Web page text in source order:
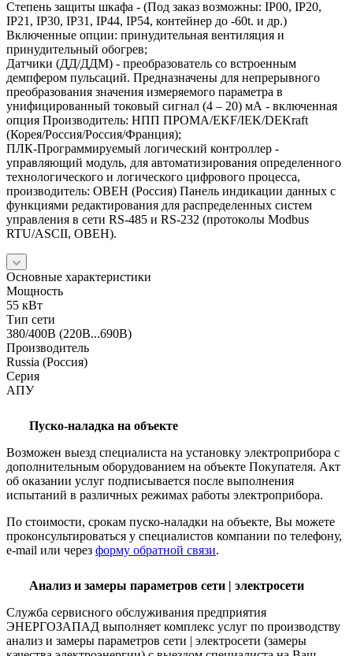
Степень защиты шкафа - (Под заказ возможны: IP00, IP20,
IP21, IP30, IP31, IP44, IP54, контейнер до -60t. и др.)
Включенные опции: принудительная вентиляция и
принудительный обогрев;
Датчики (ДД/ДДМ) - преобразователь со встроенным
демпфером пульсаций. Предназначены для непрерывного
преобразования значения измеряемого параметра в
унифицированный токовый сигнал (4 – 20) мА - включенная
опция Производитель: НПП ПРОМА/EKF/IEK/DEKraft
(Корея/Россия/Россия/Франция);
ПЛК-Программируемый логический контроллер -
управляющий модуль, для автоматизирования определенного
технологического и логического цифрового процесса,
производитель: ОВЕН (Россия) Панель индикации данных с
функциями редактирования для распределенных систем
управления в сети RS-485 и RS-232 (протоколы Modbus
RTU/ASCII, ОВЕН).
Основные характеристики
Мощность
55 кВт
Тип сети
380/400В (220В...690В)
Производитель
Russia (Россия)
Серия
АПУ
Пуско-наладка на объекте
Возможен выезд специалиста на установку электроприбора с
дополнительным оборудованием на объекте Покупателя. Акт
об оказании услуг подписывается после выполнения
испытаний в различных режимах работы электроприбора.
По стоимости, срокам пуско-наладки на объекте, Вы можете
проконсультироваться у специалистов компании по телефону,
e-mail или через форму обратной связи.
Анализ и замеры параметров сети | электросети
Служба сервисного обслуживания предприятия
ЭНЕРГОЗАПАД выполняет комплекс услуг по производству
анализ и замеры параметров сети | электросети (замеры